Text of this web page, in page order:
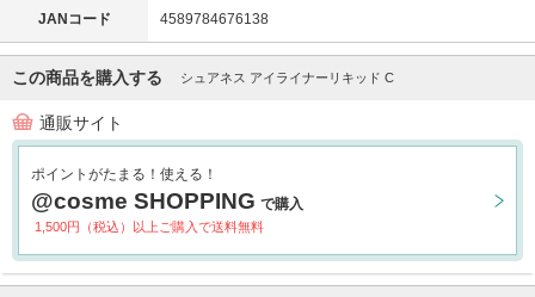
JANコード 4589784676138
この商品を購入する シュアネス アイライナーリキッド C
通販サイト
ポイントがたまる！使える！
@cosme SHOPPING で購入
1,500円（税込）以上ご購入で送料無料